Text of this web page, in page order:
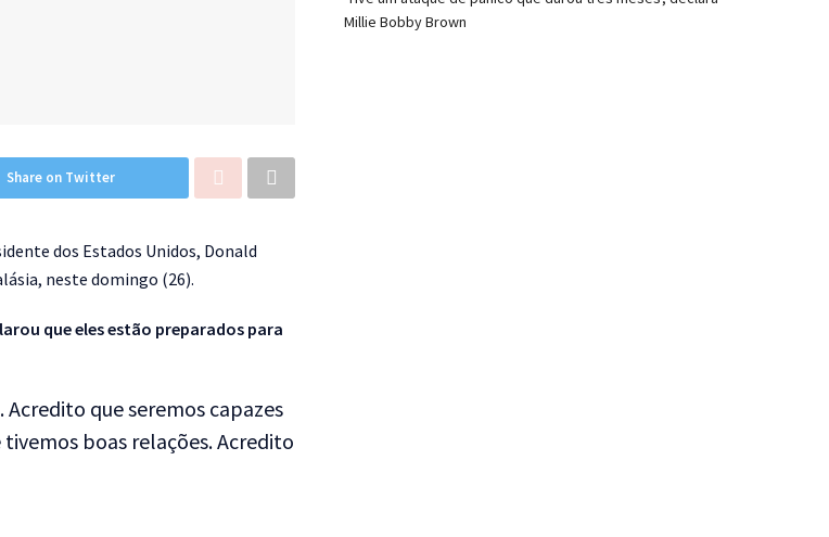
Share on Twitter
dos Estados Unidos, Donald
neste domingo (26).
que eles estão preparados para
que seremos capazes
boas relações. Acredito
Millie Bobby Brown